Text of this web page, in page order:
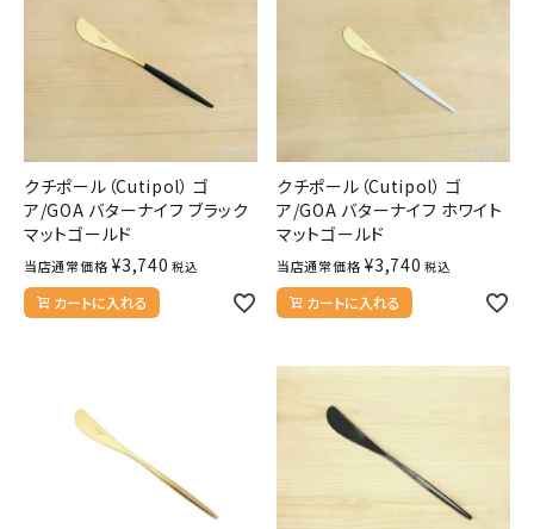
クチポール（Cutipol） ゴ
ア/GOA バターナイフ ブラック
マットゴールド
当店通常価格 ¥3,740 税込
カートに入れる
クチポール（Cutipol） ゴ
ア/GOA バターナイフ ホワイト
マットゴールド
当店通常価格 ¥3,740 税込
カートに入れる